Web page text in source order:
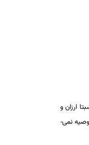
ارزان و
نمی­